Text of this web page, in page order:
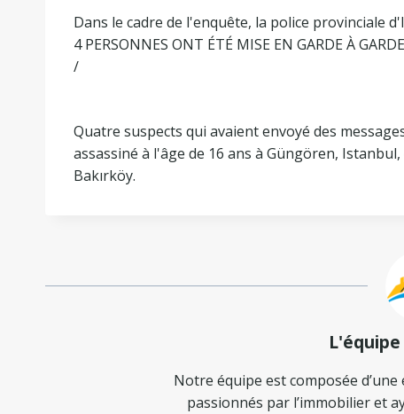
Dans le cadre de l'enquête, la police provinciale
4 PERSONNES ONT ÉTÉ MISE EN GARDE À GARDE
/
Quatre suspects qui avaient envoyé des
assassiné à l'âge de 16 ans à Güngören,
Bakırköy.
Notre équipe est composée
passionnés par l’immobilier et